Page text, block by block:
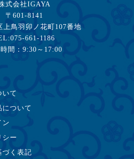
式会社IGAYA
〒601-8141
上鳥羽卯ノ花町107番地
661-1186
間：9:30～17:00
いて
ついて
ン
シー
づく表記